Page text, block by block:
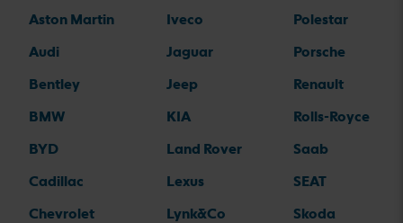
Aston Martin
Audi
Bentley
BMW
BYD
Cadillac
Chevrolet
Iveco
Jaguar
Jeep
KIA
Land Rover
Lexus
Lynk&Co
Polestar
Porsche
Renault
Rolls-Royce
Saab
SEAT
Skoda